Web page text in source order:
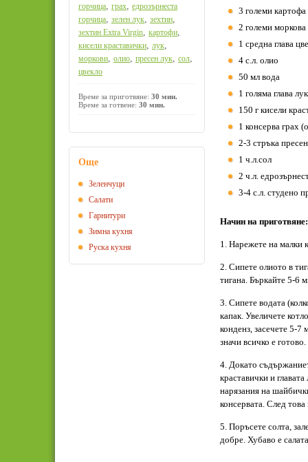
3 големи картофа
2 големи моркова
1 средна глава
4 с.л. олио
50 мл вода
1 голяма глава лук
150 г кисели
1 консерва грах
2-3 стръка
1 ч.л.сол
2 ч.л.
3-4 с.л. студено
Начин на приготвяне:
1. Нарежете на малки
2. Сипете олиото в
тигана. Бъркайте 5-6
3. Сипете водата
капак. Увеличете
конденз, засечете 5-
значи всичко е готово.
4. Докато
краставички и
нарязания на
консервата. След
5. Поръсете солта,
добре. Хубаво е
горчица, грах, едрозърнеста
горчица, зелен лук, зехтин,
зехтин Extra Virgin, картофи,
кисели краставички, лук,
моркови, олио, пресен лук, сол,
цвекло
Време за приготвяне: 30 мин.
Време за готвене: 30 мин.
Още
Зеленчуци
Салати
Гарнитури
Зимна кухня
Руска кухня